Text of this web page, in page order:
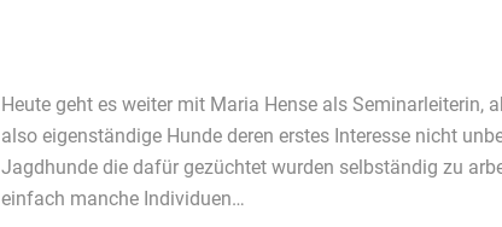
Heute geht es weiter mit Maria Hense als Seminarleiterin,
also eigenständige Hunde deren erstes Interesse nicht
Jagdhunde die dafür gezüchtet wurden selbständig zu
einfach manche Individuen…